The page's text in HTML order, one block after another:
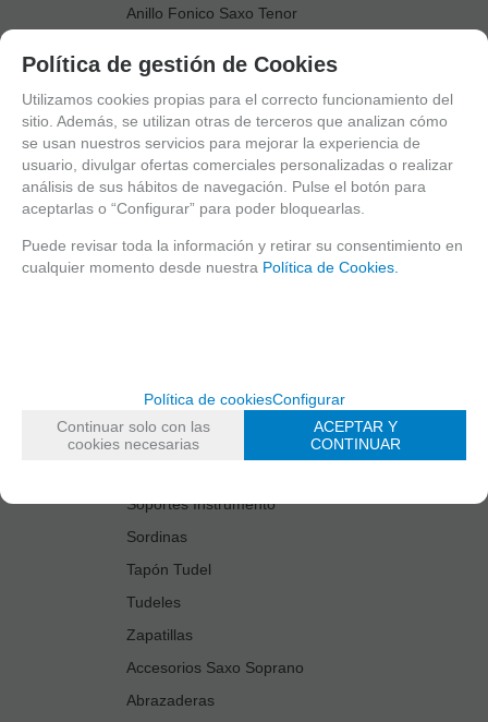
Anillo Fonico Saxo Tenor
Boquillas
Boquilleros
Cañas
Cortacañas
Deflector Saxo Tenor
Estuches Guardacañas
Limpiadores
Protectores Boquilla
Soportes Instrumento
Sordinas
Tapón Tudel
Tudeles
Zapatillas
Accesorios Saxo Soprano
Abrazaderas
Política de gestión de Cookies
Utilizamos cookies propias para el correcto funcionamiento del
sitio. Además, se utilizan otras de terceros que analizan cómo
se usan nuestros servicios para mejorar la experiencia de
usuario, divulgar ofertas comerciales personalizadas o realizar
análisis de sus hábitos de navegación. Pulse el botón para
aceptarlas o “Configurar” para poder bloquearlas.
Puede revisar toda la información y retirar su consentimiento en
cualquier momento desde nuestra Política de Cookies.
Política de cookiesConfigurar
Continuar solo con las
cookies necesarias
ACEPTAR Y
CONTINUAR